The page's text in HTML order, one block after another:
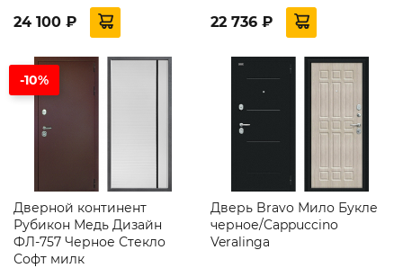
24 100 ₽ 22 736 ₽
-10%
Дверной континент
Рубикон Медь Дизайн
ФЛ-757 Черное Стекло
Софт милк
Дверь Bravo Мило Букле
черное/Cappuccino
Veralinga